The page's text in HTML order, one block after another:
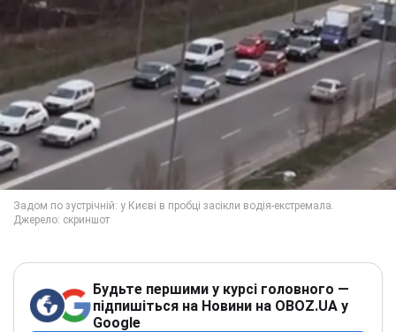
Будьте першими у курсі головного —
підпишіться на Новини на OBOZ.UA у
Google